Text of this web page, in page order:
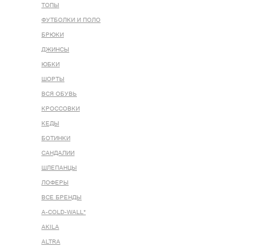
ТОПЫ
ФУТБОЛКИ И ПОЛО
БРЮКИ
ДЖИНСЫ
ЮБКИ
ШОРТЫ
ВСЯ ОБУВЬ
КРОССОВКИ
КЕДЫ
БОТИНКИ
САНДАЛИИ
ШЛЕПАНЦЫ
ЛОФЕРЫ
ВСЕ БРЕНДЫ
A-COLD-WALL*
AKILA
ALTRA